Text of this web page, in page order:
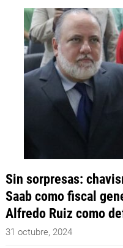
Sin sorpresas:
Saab como fiscal
Alfredo Ruiz como
31 octubre, 2024